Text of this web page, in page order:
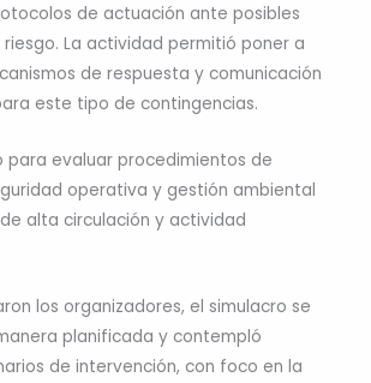
de actuación ante posibles
La actividad permitió poner a
de respuesta y comunicación
este tipo de contingencias.
para evaluar procedimientos de
operativa y gestión ambiental
alta circulación y actividad
los organizadores, el simulacro se
planificada y contempló
de intervención, con foco en la